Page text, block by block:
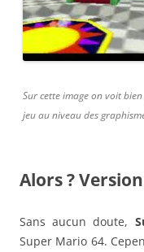
Sur cette image on voit
jeu au niveau des
Alors ?
Sans aucun doute,
Super Mario 64.